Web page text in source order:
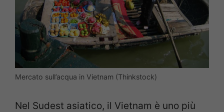
Mercato sull’acqua in Vietnam (Thinkstock)
Nel Sudest asiatico, il Vietnam è uno più